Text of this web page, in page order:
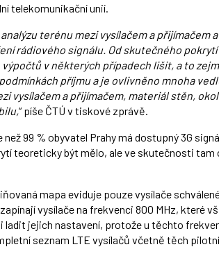
telekomunikační unií.
terénu mezi vysílačem a přijímačem
rádiového signálu. Od skutečného
v některých případech lišit, a to
příjmu a je ovlivněno mnoha
vysílačem a přijímačem, materiál stěn,
“ píše ČTÚ v tiskové zprávě.
99 % obyvatel Prahy má dostupný 3G
teoreticky být mělo, ale ve skutečnosti tam
mapa eviduje pouze vysílače
vysílače na frekvenci 800 MHz, které
ladit jejich nastavení, protože u těchto
seznam LTE vysílačů včetně těch